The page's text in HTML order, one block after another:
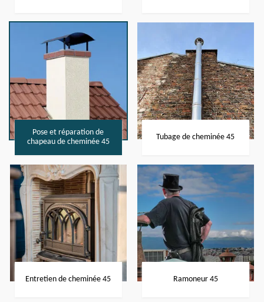
Pose et réparation de
chapeau de cheminée 45
Tubage de cheminée 45
Entretien de cheminée 45 Ramoneur 45